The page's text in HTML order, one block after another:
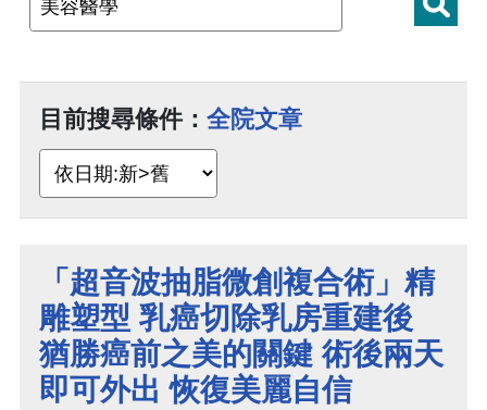
目前搜尋條件： 全院文章
「超音波抽脂微創複合術」精
雕塑型 乳癌切除乳房重建後
猶勝癌前之美的關鍵 術後兩天
即可外出 恢復美麗自信